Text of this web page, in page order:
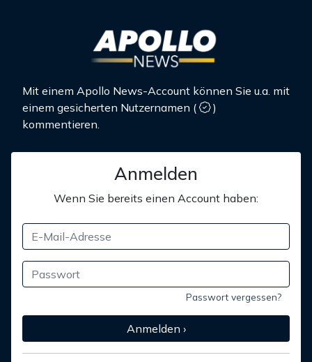
Mit einem Apollo News-Account können Sie u.a. mit
einem gesicherten Nutzernamen (
)
kommentieren.
Anmelden
Wenn Sie bereits einen Account haben:
Passwort vergessen?
Anmelden ›